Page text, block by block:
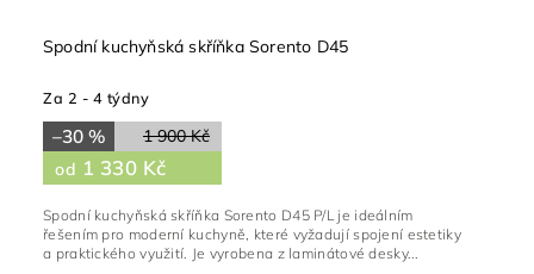
Spodní kuchyňská skříňka Sorento D45
Za 2 - 4 týdny
1 900 Kč
–30 %
od 1 330 Kč
Spodní kuchyňská skříňka Sorento D45 P/L je ideálním
řešením pro moderní kuchyně, které vyžadují spojení estetiky
a praktického využití. Je vyrobena z laminátové desky...